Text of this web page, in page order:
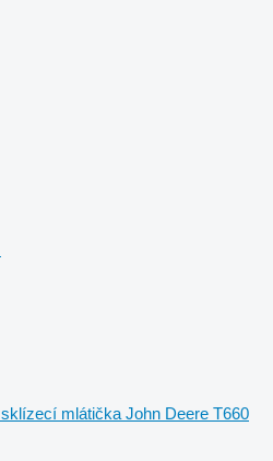
sklízecí mlátička John Deere T660